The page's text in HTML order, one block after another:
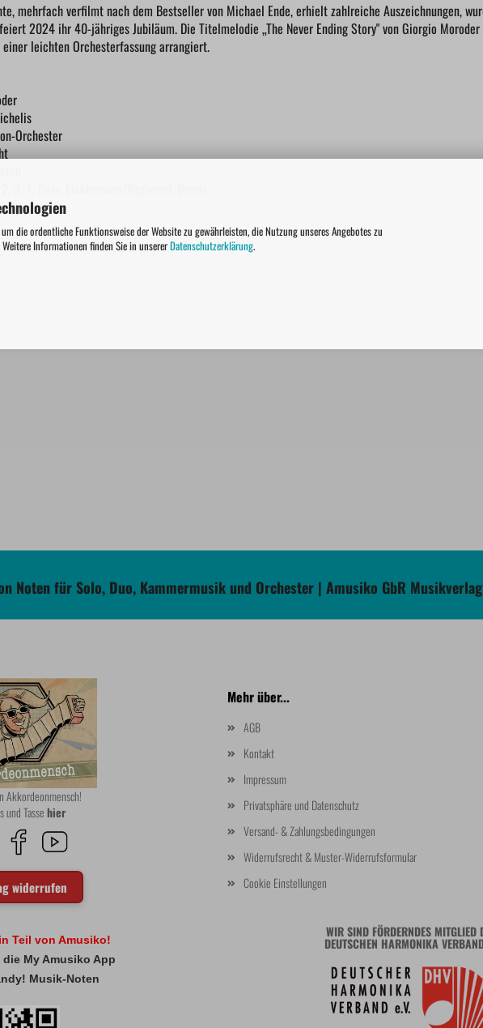
die ordentliche Funktionsweise der Website zu gewährleisten, die Nutzung unseres Angebotes zu
Informationen finden Sie in unsererDatenschutzerklärung.
mehrfach verfilmt nach dem Bestseller von Michael Ende, erhielt zahlreiche Auszeichnungen,
2024 ihr 40-jähriges Jubiläum. Die Titelmelodie „The Never Ending Story" von Giorgio
leichten Orchesterfassung arrangiert.
Orchester
Noten für Solo, Duo, Kammermusik und Orchester | Amusiko GbR Musikverlag
Akkordeonmensch!
und Tassehier
widerrufen
Mehr über...
AGB
Kontakt
Impressum
Privatsphäre und Datenschutz
Versand- & Zahlungsbedingungen
Widerrufsrecht & Muster-Widerrufsformular
Cookie Einstellungen
Teil von Amusiko!
My Amusiko App
Musik-Noten
WIR SIND FÖRDERNDES MITGLIED
DEUTSCHEN HARMONIKA